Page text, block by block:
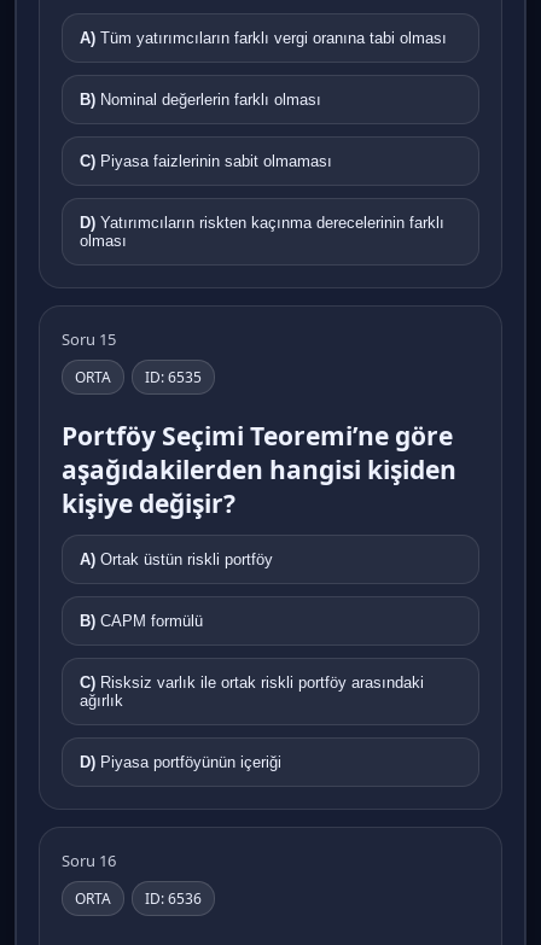
A) Tüm yatırımcıların farklı vergi oranına tabi olması
B) Nominal değerlerin farklı olması
C) Piyasa faizlerinin sabit olmaması
D)
olması
Soru 15
ORTA ID: 6535
Portföy Seçimi Teoremi’ne göre
aşağıdakilerden hangisi kişiden
kişiye değişir?
A) Ortak üstün riskli portföy
B) CAPM formülü
C)
ağırlık
D) Piyasa portföyünün içeriği
Soru 16
ORTA ID: 6536